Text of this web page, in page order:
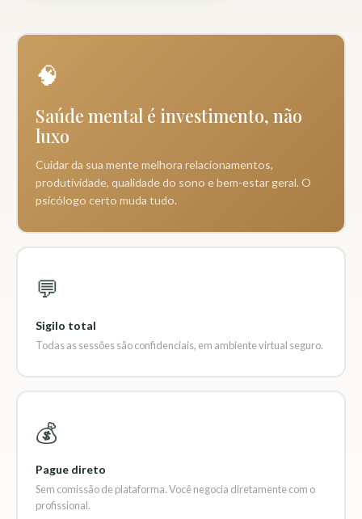
🧠
Saúde mental é investimento, não
luxo
Cuidar da sua mente melhora relacionamentos,
produtividade, qualidade do sono e bem-estar geral. O
psicólogo certo muda tudo.
💬
Sigilo total
Todas as sessões são confidenciais, em ambiente virtual seguro.
💰
Pague direto
Sem comissão de plataforma. Você negocia diretamente com o
profissional.